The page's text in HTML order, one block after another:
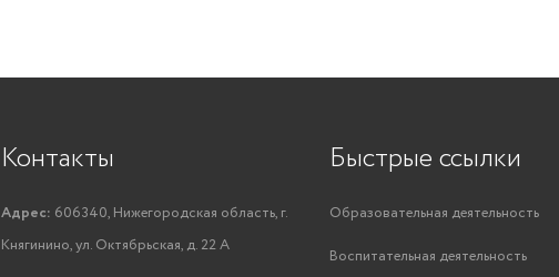
Контакты
Адрес: 606340, Нижегородская область, г.
Княгинино, ул. Октябрьская, д. 22 А
Быстрые ссылки
Образовательная деятельность
Воспитательная деятельность